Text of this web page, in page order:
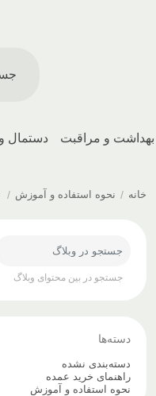
بهداشت و مراقبت دستمال
خانه / نحوه استفاده و آموزش /
جستجو در بین محتوای وبلاگ
دسته‌ها
دسته‌بندی نشده
راهنمای خرید عمده
نحوه استفاده و آموزش